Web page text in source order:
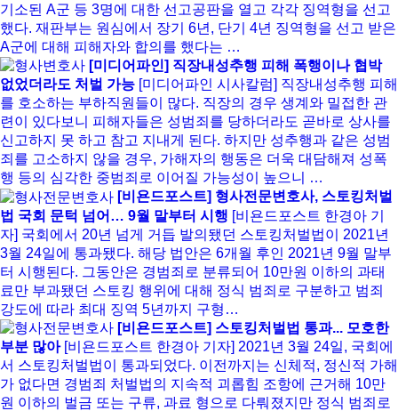
기소된 A군 등 3명에 대한 선고공판을 열고 각각 징역형을 선고
했다. 재판부는 원심에서 장기 6년, 단기 4년 징역형을 선고 받은
A군에 대해 피해자와 합의를 했다는 …
[미디어파인] 직장내성추행 피해 폭행이나 협박
없었더라도 처벌 가능 [미디어파인 시사칼럼] 직장내성추행 피해
를 호소하는 부하직원들이 많다. 직장의 경우 생계와 밀접한 관
련이 있다보니 피해자들은 성범죄를 당하더라도 곧바로 상사를
신고하지 못 하고 참고 지내게 된다. 하지만 성추행과 같은 성범
죄를 고소하지 않을 경우, 가해자의 행동은 더욱 대담해져 성폭
행 등의 심각한 중범죄로 이어질 가능성이 높으니 …
[비욘드포스트] 형사전문변호사, 스토킹처벌
법 국회 문턱 넘어… 9월 말부터 시행 [비욘드포스트 한경아 기
자] 국회에서 20년 넘게 거듭 발의됐던 스토킹처벌법이 2021년
3월 24일에 통과됐다. 해당 법안은 6개월 후인 2021년 9월 말부
터 시행된다. 그동안은 경범죄로 분류되어 10만원 이하의 과태
료만 부과됐던 스토킹 행위에 대해 정식 범죄로 구분하고 범죄
강도에 따라 최대 징역 5년까지 구형…
[비욘드포스트] 스토킹처벌법 통과... 모호한
부분 많아 [비욘드포스트 한경아 기자] 2021년 3월 24일, 국회에
서 스토킹처벌법이 통과되었다. 이전까지는 신체적, 정신적 가해
가 없다면 경범죄 처벌법의 지속적 괴롭힘 조항에 근거해 10만
원 이하의 벌금 또는 구류, 과료 형으로 다뤄졌지만 정식 범죄로